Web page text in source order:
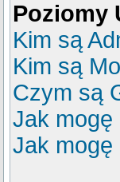
Poziomy
Kim są
Kim są
Czym są
Jak mogę
Jak mogę